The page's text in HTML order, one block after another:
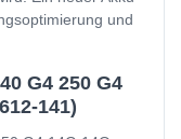
und
G4 250 G4
141)